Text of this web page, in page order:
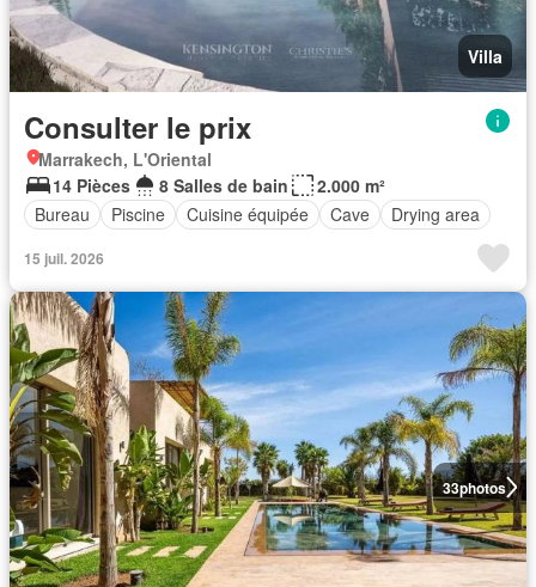
Villa
Consulter le prix
Marrakech, L'Oriental
14 Pièces
8 Salles de bain
2.000 m²
Bureau
Piscine Cuisine équipée Cave Drying area
15 juil. 2026
33photos